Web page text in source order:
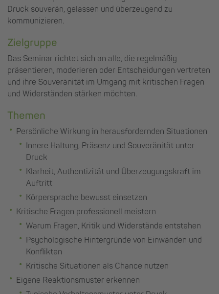
Druck souverän, gelassen und überzeugend zu
kommunizieren.
Zielgruppe
Das Seminar richtet sich an alle, die regelmäßig
präsentieren, moderieren oder Entscheidungen vertreten
und ihre Souveränität im Umgang mit kritischen Fragen
und Widerständen stärken möchten.
Themen
Persönliche Wirkung in herausfordernden Situationen
Innere Haltung, Präsenz und Souveränität unter
Druck
Klarheit, Authentizität und Überzeugungskraft im
Auftritt
Körpersprache bewusst einsetzen
Kritische Fragen professionell meistern
Warum Fragen, Kritik und Widerstände entstehen
Psychologische Hintergründe von Einwänden und
Konflikten
Kritische Situationen als Chance nutzen
Eigene Reaktionsmuster erkennen